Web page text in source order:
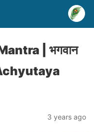
| भगवान
Achyutaya
3 years ago